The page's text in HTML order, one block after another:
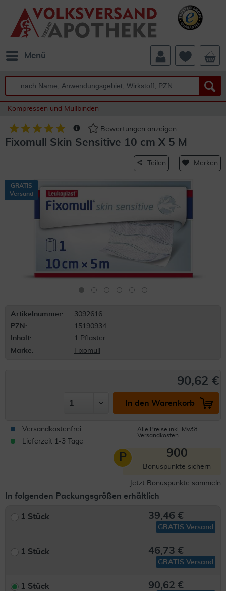
Menü
Kompressen und Mullbinden
Bewertungen anzeigen
Fixomull Skin Sensitive 10 cm X 5 M
Teilen Merken
GRATIS
Versand
Artikelnummer:
3092616
PZN:
15190934
Inhalt:
1 Pflaster
Marke:
Fixomull
90,62 €
In den Warenkorb
Versandkostenfrei
Lieferzeit 1-3 Tage
Alle Preise inkl. MwSt.
Versandkosten
P 900
Bonuspunkte sichern
Jetzt Bonuspunkte sammeln
In folgenden Packungsgrößen erhältlich
1 Stück 39,46 €
GRATIS Versand
1 Stück 46,73 €
GRATIS Versand
1 Stück 90,62 €